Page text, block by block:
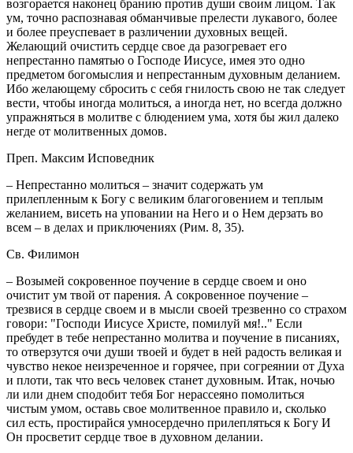
возгорается наконец бранию против души своим лицом. Так
ум, точно распознавая обманчивые прелести лукавого, более
и более преуспевает в различении духовных вещей.
Желающий очистить сердце свое да разогревает его
непрестанно памятью о Господе Иисусе, имея это одно
предметом богомыслия и непрестанным духовным деланием.
Ибо желающему сбросить с себя гнилость свою не так следует
вести, чтобы иногда молиться, а иногда нет, но всегда должно
упражняться в молитве с блюдением ума, хотя бы жил далеко
негде от молитвенных домов.
Преп. Максим Исповедник
– Непрестанно молиться – значит содержать ум
прилепленным к Богу с великим благоговением и теплым
желанием, висеть на уповании на Него и о Нем дерзать во
всем – в делах и приключениях (Рим. 8, 35).
Св. Филимон
– Возымей сокровенное поучение в сердце своем и оно
очистит ум твой от парения. А сокровенное поучение –
трезвися в сердце своем и в мысли своей трезвенно со страхом
говори: "Господи Иисусе Христе, помилуй мя!.." Если
пребудет в тебе непрестанно молитва и поучение в писаниях,
то отверзутся очи души твоей и будет в ней радость великая и
чувство некое неизреченное и горячее, при согреянии от Духа
и плоти, так что весь человек станет духовным. Итак, ночью
ли или днем сподобит тебя Бог нерассеяно помолиться
чистым умом, оставь свое молитвенное правило и, сколько
сил есть, простирайся умносердечно прилепляться к Богу И
Он просветит сердце твое в духовном делании.